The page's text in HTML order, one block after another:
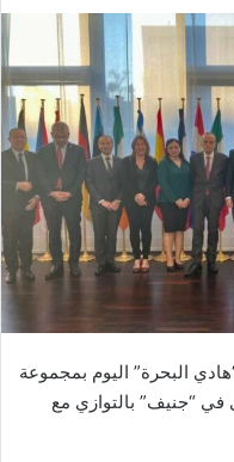
البحرة” اليوم بمجموعة
“جنيف” بالتوازي مع